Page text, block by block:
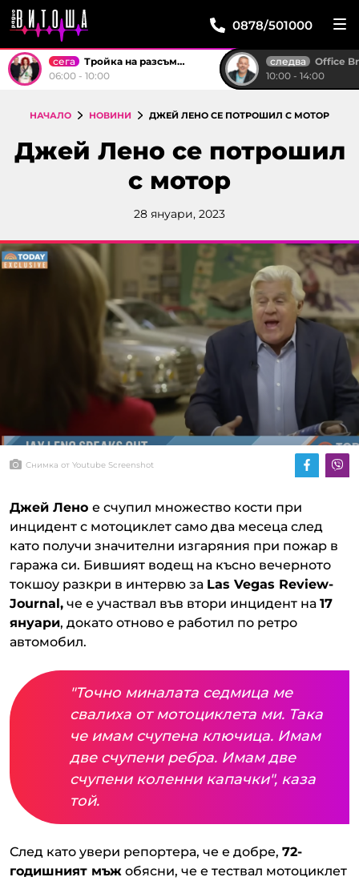
0878/501000
сега
Тройка на разсъмване
06:00 - 10:00
следва
Office
10:00 - 14:00
НАЧАЛО НОВИНИ ДЖЕЙ ЛЕНО СЕ ПОТРОШИЛ С МОТОР
Джей Лено се потрошил
с мотор
28 януари, 2023
Снимка от Youtube Screenshot
Джей Лено е счупил множество кости при
инцидент с мотоциклет само два месеца след
като получи значителни изгаряния при пожар в
гаража си. Бившият водещ на късно вечерното
токшоу разкри в интервю за Las Vegas Review-
Journal, че е участвал във втори инцидент на 17
януари, докато отново е работил по ретро
автомобил.
"Точно миналата седмица ме
свалиха от мотоциклета ми. Така
че имам счупена ключица. Имам
две счупени ребра. Имам две
счупени коленни капачки", каза
той.
След като увери репортера, че е добре, 72-
годишният мъж обясни, че е тествал мотоциклет